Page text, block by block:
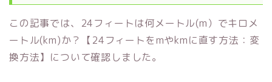
この記事では、24フィートは何メートル(m）でキロメ
ートル(km)か？【24フィートをmやkmに直す方法：変
換方法】について確認しました。